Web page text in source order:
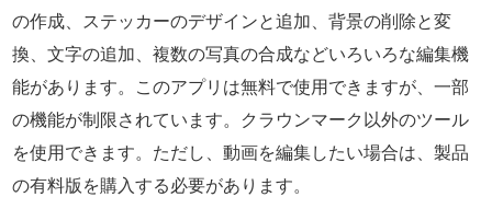
の作成、ステッカーのデザインと追加、背景の削除と変
換、文字の追加、複数の写真の合成などいろいろな編集機
能があります。このアプリは無料で使用できますが、一部
の機能が制限されています。クラウンマーク以外のツール
を使用できます。ただし、動画を編集したい場合は、製品
の有料版を購入する必要があります。